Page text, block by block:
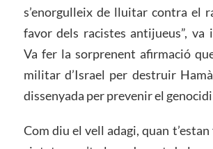
s’enorgulleix de lluitar contra el
favor dels racistes antijueus”, va
Va fer la sorprenent afirmació
militar d’Israel per destruir
dissenyada per prevenir el
Com diu el vell adagi, quan